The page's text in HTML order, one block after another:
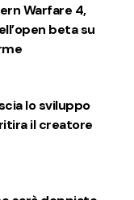
Warfare 4,
beta su
lo sviluppo
il creatore